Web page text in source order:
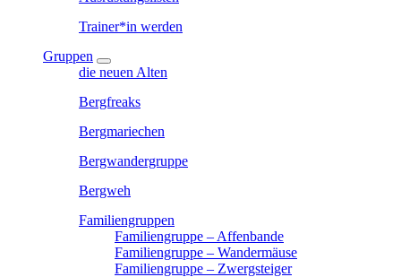
Trainer*in werden
Gruppen
die neuen Alten
Bergfreaks
Bergmariechen
Bergwandergruppe
Bergweh
Familiengruppen
Familiengruppe – Affenbande
Familiengruppe – Wandermäuse
Familiengruppe – Zwergsteiger